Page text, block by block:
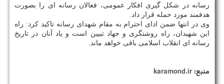
رسانه در شکل گیری افکار عمومی، فعالان رسانه ای را بصورت
هدفمند مورد حمله قرار داد.
وی در انتها ضمن ادای احترام به مقام شهدای رسانه تاکید کرد: راه
این شهیدان، راه روشنگری و جهاد تبیین است و یاد آنان در تاریخ
رسانه ای انقلاب اسلامی باقی خواهد ماند.
منبع: karamond.ir